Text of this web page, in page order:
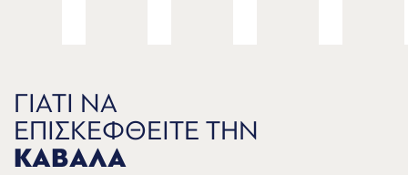
ΓΙΑΤΙ ΝΑ
ΕΠΙΣΚΕΦΘΕΙΤΕ ΤΗΝ
ΚΑΒΑΛΑ